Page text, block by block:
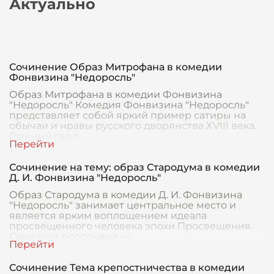
Актуально
Сочинение Образ Митрофана в комедии
Фонвизина "Недоросль"
Образ Митрофана в комедии Фонвизина
"Недоросль" Комедия Фонвизина "Недоросль"
представляет собой яркий пример сатиры на
обычаи и нравы русского дворянства XVIII века.
Главный геро
Сочинение на тему: образ Стародума в комедии
Д. И. Фонвизина "Недоросль"
Образ Стародума в комедии Д. И. Фонвизина
"Недоросль" занимает центральное место и
является ярким воплощением идеала
просвещенного человека эпохи Просвещения.
Само имя персонажа —
Сочинение Тема крепостничества в комедии